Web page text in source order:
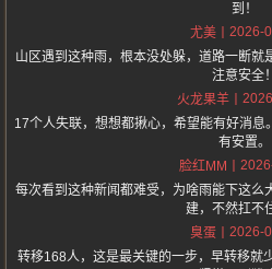
到！
尤美
2026-
山区遇到这种雨，根本没处躲，道路一断
注意安全！
火龙果羊
17个人失联，想想都揪心，希望能有好消
有安置。
脸红MM
每次看到这种新闻都难受，为啥雨能下这么
建，不然扛不
臭蛋
2026-
转移168人，这是最关键的一步，早转移就